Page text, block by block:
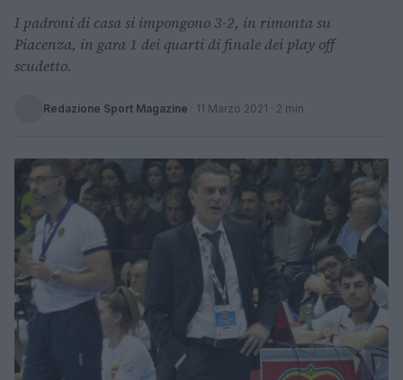
I padroni di casa si impongono 3-2, in rimonta su
Piacenza, in gara 1 dei quarti di finale dei play off
scudetto.
Redazione Sport Magazine · 11 Marzo 2021 · 2 min